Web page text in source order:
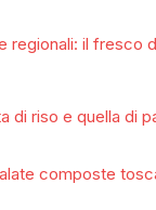
regionali: il fresco
di riso e quella di
composte